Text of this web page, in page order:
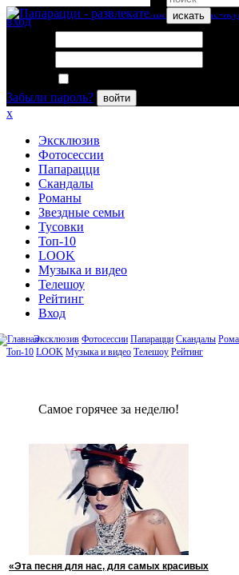
искать
вход
Забыли пароль?
войти
x
Эксклюзив
Фотосессии
Папарацци
Скандалы
Романы
Звездные семьи
Тусовки
Топ-10
LOOK
Музыка и видео
Телешоу
Рейтинг
Вход
Эксклюзив Фотосессии Папарацци Скандалы
Топ-10 LOOK Музыка и видео Телешоу Рейтинг
Сaмое гoрячее за неделю!
«Эта песня для нас, для самых красивых